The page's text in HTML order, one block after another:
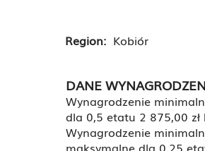
Region: Kobiór
DANE
Wynagrodzenie
dla 0,5 etatu 2 875,00
Wynagrodzenie
maksymalne dla 0,25